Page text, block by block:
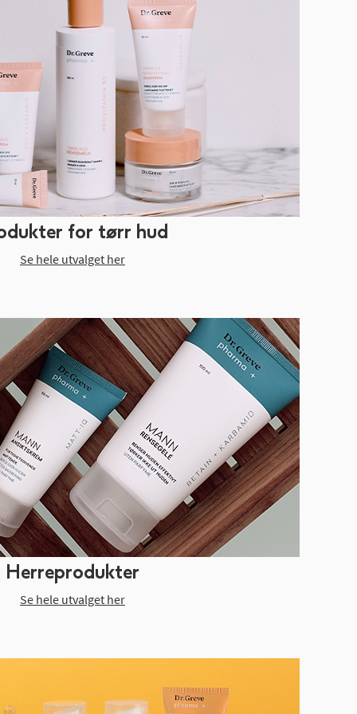
for tørr hud
Se hele utvalget her
Herreprodukter
Se hele utvalget her